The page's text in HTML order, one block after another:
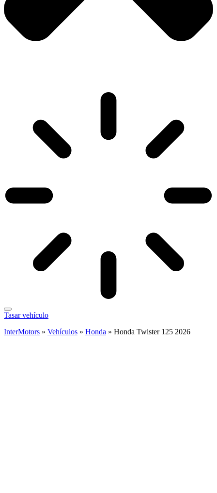
Tasar vehículo
InterMotors » Vehículos » Honda » Honda Twister 125 2026